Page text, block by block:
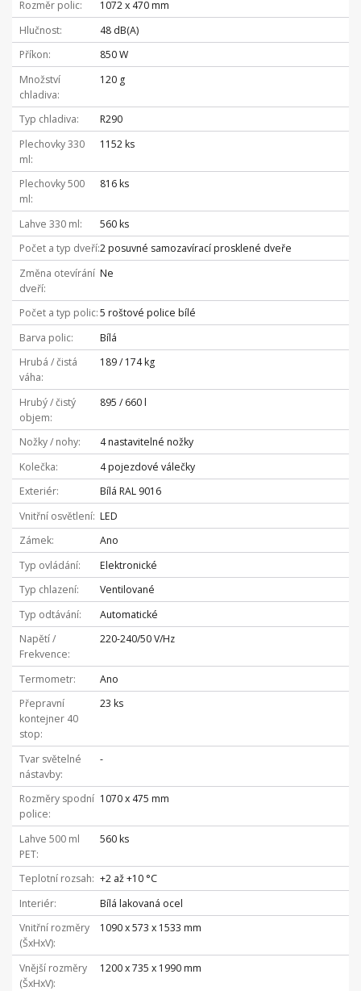
Rozměr polic
1072 x 470 mm
Hlučnost
48 dB(A)
Příkon
850 W
Množství
chladiva
120 g
Typ chladiva
R290
Plechovky 330
ml
1152 ks
Plechovky 500
ml
816 ks
Lahve 330 ml
560 ks
Počet a typ dveří2 posuvné samozavírací prosklené dveře
Změna otevírání
dveří
Ne
Počet a typ polic 5 roštové police bílé
Barva polic
Bílá
Hrubá / čistá
váha
189 / 174 kg
Hrubý / čistý
objem
895 / 660 l
Nožky / nohy
4 nastavitelné nožky
Kolečka
4 pojezdové válečky
Exteriér
Bílá RAL 9016
Vnitřní osvětlení LED
Zámek
Ano
Typ ovládání
Elektronické
Typ chlazení
Ventilované
Typ odtávání
Automatické
Napětí /
Frekvence
220-240/50 V/Hz
Termometr
Ano
Přepravní
kontejner 40
stop
23 ks
Tvar světelné
nástavby
-
Rozměry spodní
police
1070 x 475 mm
Lahve 500 ml
PET
560 ks
Teplotní rozsah
+2 až +10 °C
Interiér
Bílá lakovaná ocel
Vnitřní rozměry
(ŠxHxV)
1090 x 573 x 1533 mm
Vnější rozměry
(ŠxHxV)
1200 x 735 x 1990 mm